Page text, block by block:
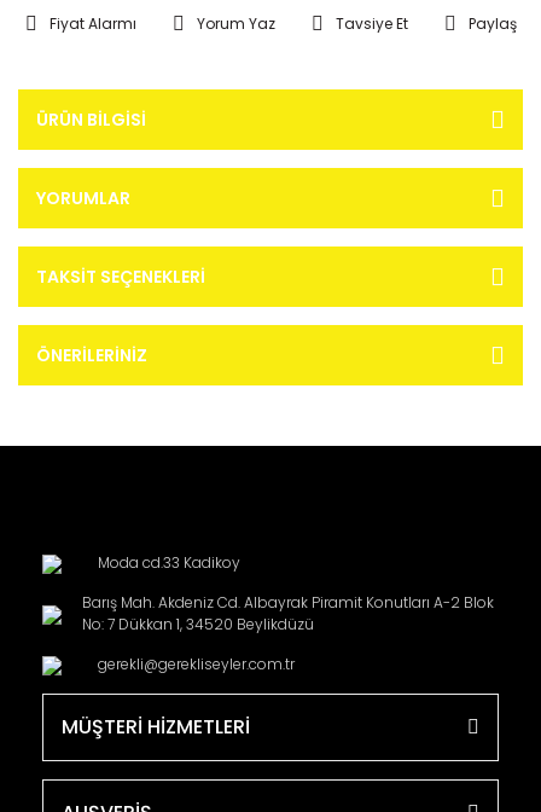
Fiyat Alarmı Yorum Yaz Tavsiye Et Paylaş
ÜRÜN BILGISI
YORUMLAR
TAKSIT SEÇENEKLERI
ÖNERILERINIZ
Moda cd.33 Kadikoy
Barış Mah. Akdeniz Cd. Albayrak Piramit Konutları A-2 Blok
No: 7 Dükkan 1, 34520 Beylikdüzü
gerekli@gerekliseyler.com.tr
MÜŞTERİ HİZMETLERİ